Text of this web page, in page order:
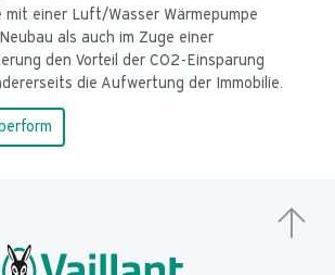
mit einer Luft/Wasser Wärmepumpe
als auch im Zuge einer
den Vorteil der CO2-Einsparung
die Aufwertung der Immobilie.